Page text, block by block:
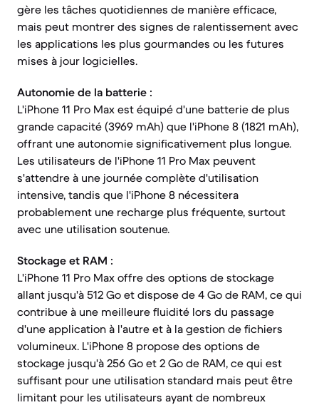
gère les tâches quotidiennes de manière efficace,
mais peut montrer des signes de ralentissement avec
les applications les plus gourmandes ou les futures
mises à jour logicielles.
Autonomie de la batterie :
L'iPhone 11 Pro Max est équipé d'une batterie de plus
grande capacité (3969 mAh) que l'iPhone 8 (1821 mAh),
offrant une autonomie significativement plus longue.
Les utilisateurs de l'iPhone 11 Pro Max peuvent
s'attendre à une journée complète d'utilisation
intensive, tandis que l'iPhone 8 nécessitera
probablement une recharge plus fréquente, surtout
avec une utilisation soutenue.
Stockage et RAM :
L'iPhone 11 Pro Max offre des options de stockage
allant jusqu'à 512 Go et dispose de 4 Go de RAM, ce qui
contribue à une meilleure fluidité lors du passage
d'une application à l'autre et à la gestion de fichiers
volumineux. L'iPhone 8 propose des options de
stockage jusqu'à 256 Go et 2 Go de RAM, ce qui est
suffisant pour une utilisation standard mais peut être
limitant pour les utilisateurs ayant de nombreux